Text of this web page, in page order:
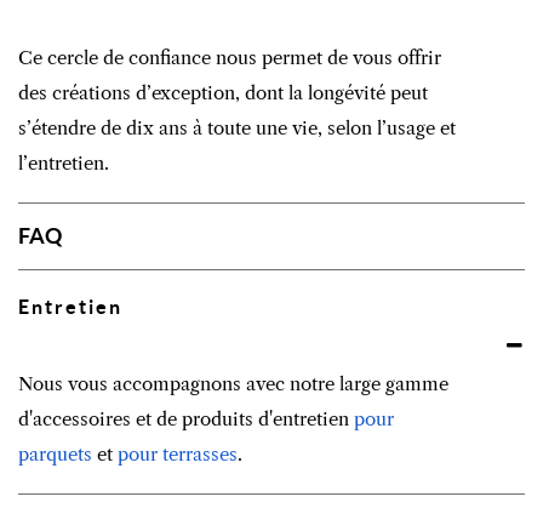
Ce cercle de confiance nous permet de vous offrir
des créations d’exception, dont la longévité peut
s’étendre de dix ans à toute une vie, selon l’usage et
l’entretien.
FAQ
Entretien
Nous vous accompagnons avec notre large gamme
d'accessoires et de produits d'entretien pour
parquets et pour terrasses.